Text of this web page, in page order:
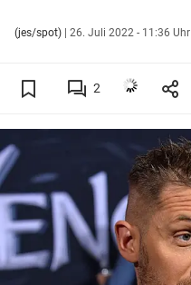
(jes/spot) | 26. Juli 2022 - 11:36 Uhr
2